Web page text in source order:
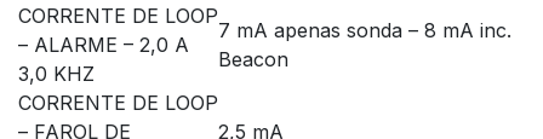
CORRENTE DE LOOP
– ALARME – 2,0 A
3,0 KHZ
7 mA apenas sonda – 8 mA inc.
Beacon
CORRENTE DE LOOP
– FAROL DE
2,5 mA